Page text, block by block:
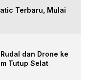
Terbaru, Mulai
dan Drone ke
Tutup Selat